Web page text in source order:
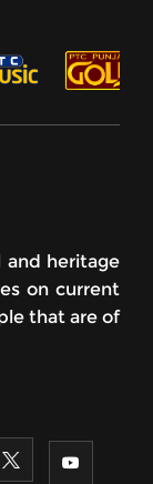
and heritage
on current
that are of